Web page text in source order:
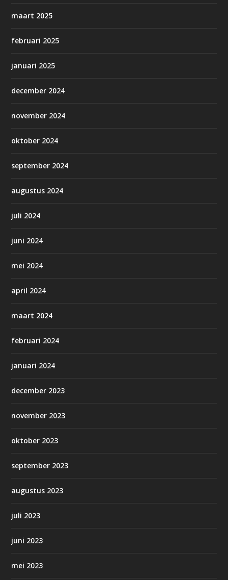
maart 2025
februari 2025
januari 2025
december 2024
november 2024
oktober 2024
september 2024
augustus 2024
juli 2024
juni 2024
mei 2024
april 2024
maart 2024
februari 2024
januari 2024
december 2023
november 2023
oktober 2023
september 2023
augustus 2023
juli 2023
juni 2023
mei 2023